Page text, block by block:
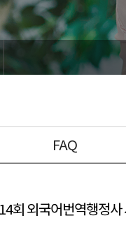
FAQ
회 외국어번역행정